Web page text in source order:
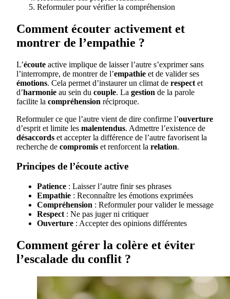
Reformuler pour vérifier la compréhension
Comment écouter activement et
montrer de l’empathie ?
L’écoute active implique de laisser l’autre s’exprimer sans
l’interrompre, de montrer de l’empathie et de valider ses
émotions. Cela permet d’instaurer un climat de respect et
d’harmonie au sein du couple. La gestion de la parole
facilite la compréhension réciproque.
Reformuler ce que l’autre vient de dire confirme l’ouverture
d’esprit et limite les malentendus. Admettre l’existence de
désaccords et accepter la différence de l’autre favorisent la
recherche de compromis et renforcent la relation.
Principes de l’écoute active
Patience : Laisser l’autre finir ses phrases
Empathie : Reconnaître les émotions exprimées
Compréhension : Reformuler pour valider le message
Respect : Ne pas juger ni critiquer
Ouverture : Accepter des opinions différentes
Comment gérer la colère et éviter
l’escalade du conflit ?